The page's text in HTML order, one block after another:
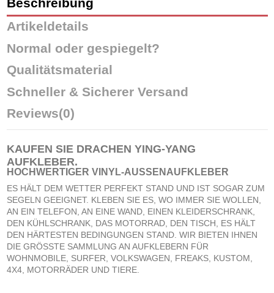
Artikeldetails
Normal oder gespiegelt?
Qualitätsmaterial
Schneller & Sicherer Versand
Reviews(0)
KAUFEN SIE DRACHEN YING-YANG
AUFKLEBER.
HOCHWERTIGER VINYL-AUSSENAUFKLEBER
ES HÄLT DEM WETTER PERFEKT STAND UND IST SOGAR ZUM
SEGELN GEEIGNET. KLEBEN SIE ES, WO IMMER SIE WOLLEN,
AN EIN TELEFON, AN EINE WAND, EINEN KLEIDERSCHRANK,
DEN KÜHLSCHRANK, DAS MOTORRAD, DEN TISCH, ES HÄLT
DEN HÄRTESTEN BEDINGUNGEN STAND. WIR BIETEN IHNEN
DIE GRÖSSTE SAMMLUNG AN AUFKLEBERN FÜR
WOHNMOBILE, SURFER, VOLKSWAGEN, FREAKS, KUSTOM,
4X4, MOTORRÄDER UND TIERE.